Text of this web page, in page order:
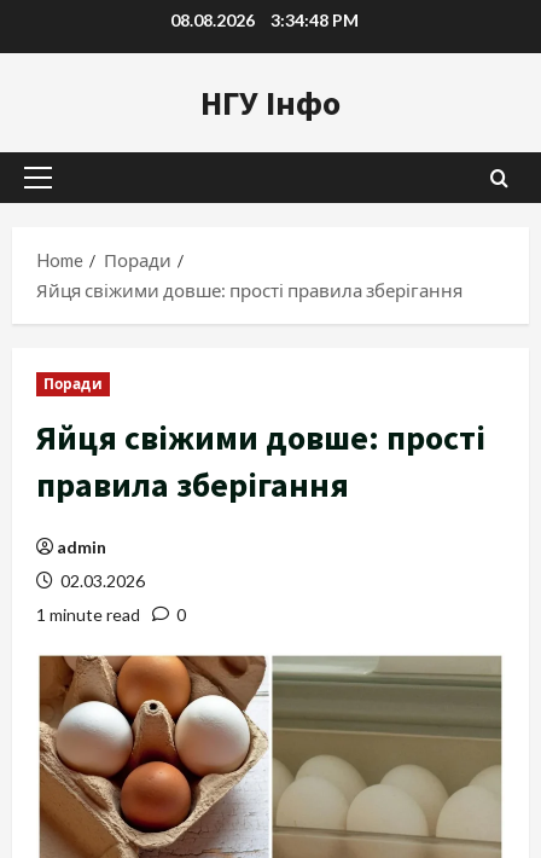
to
08.08.2026 3:34:49 PM
НГУ Інфо
Primary
Home
Поради
Яйця свіжими довше: прості правила зберігання
Поради
Яйця свіжими довше: прості
правила зберігання
admin
02.03.2026
1 minute read
0